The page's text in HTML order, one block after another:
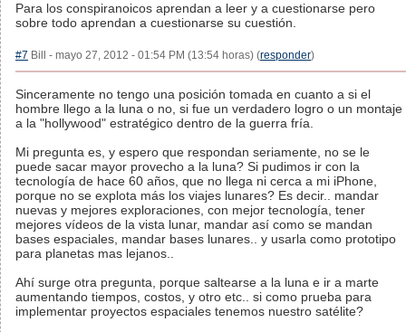
Para los conspiranoicos aprendan a leer y a cuestionarse pero
sobre todo aprendan a cuestionarse su cuestión.
#7 Bill - mayo 27, 2012 - 01:54 PM (13:54 horas) (responder)
Sinceramente no tengo una posición tomada en cuanto a si el
hombre llego a la luna o no, si fue un verdadero logro o un montaje
a la "hollywood" estratégico dentro de la guerra fría.
Mi pregunta es, y espero que respondan seriamente, no se le
puede sacar mayor provecho a la luna? Si pudimos ir con la
tecnología de hace 60 años, que no llega ni cerca a mi iPhone,
porque no se explota más los viajes lunares? Es decir.. mandar
nuevas y mejores exploraciones, con mejor tecnología, tener
mejores vídeos de la vista lunar, mandar así como se mandan
bases espaciales, mandar bases lunares.. y usarla como prototipo
para planetas mas lejanos..
Ahí surge otra pregunta, porque saltearse a la luna e ir a marte
aumentando tiempos, costos, y otro etc.. si como prueba para
implementar proyectos espaciales tenemos nuestro satélite?